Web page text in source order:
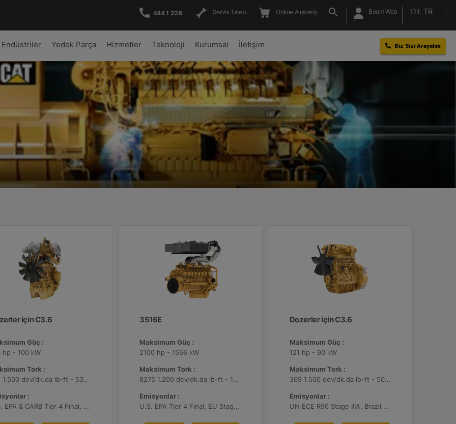
444 1 228 Servis Talebi Online Alışveriş Boom Web Dil: TR
Endüstriler Yedek Parça Hizmetler Teknoloji Kurumsal İletişim Biz Sizi Arayalım
için C3.6
Güç :
hp - 100 kW
Tork :
391 1.500 dev/dk.da lb-ft - 530 1.500 dev/dk.da Nm
:
U.S. EPA & CARB Tier 4 Final, EU Stage V
3516E
Maksimum Güç :
2100 hp - 1566 kW
Maksimum Tork :
8275 1.200 dev/dk.da lb-ft - 11220 1.200 dev/dk.da Nm
Emisyonlar :
U.S. EPA Tier 4 Final, EU Stage V
Dozerler için C3.6
Maksimum Güç :
121 hp - 90 kW
Maksimum Tork :
369 1.500 dev/dk.da lb-ft - 500 1.500 dev/dk.da Nm
Emisyonlar :
UN ECE R96 Stage IIIA, Brazil MAR-1